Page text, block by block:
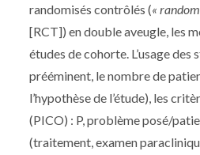
randomisés contrôlés («
[RCT]) en double aveugle, les
études de cohorte. L’usage des
prééminent, le nombre de
l’hypothèse de l’étude), les
(PICO) : P, problème posé/
(traitement, examen